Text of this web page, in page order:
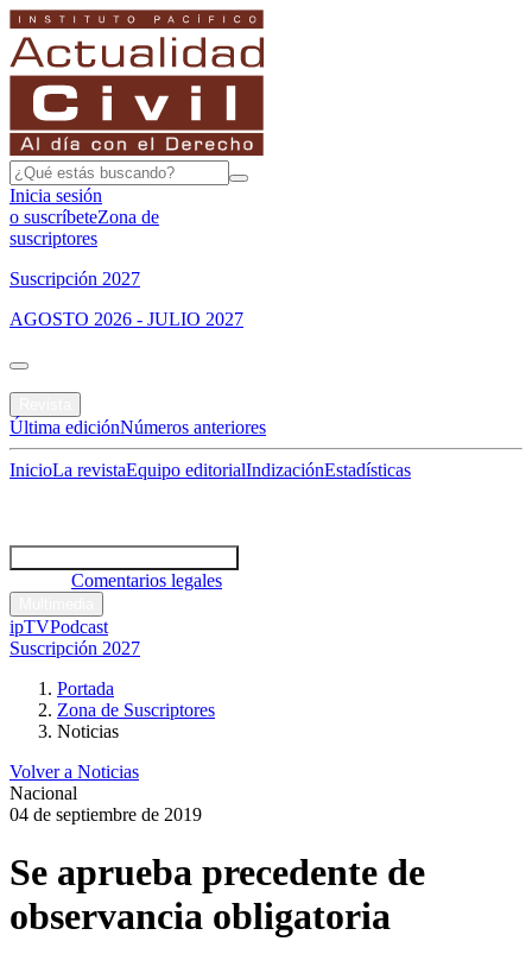
Inicia sesión
o suscríbeteZona de
suscriptores
Suscripción 2027
AGOSTO 2026 - JULIO 2027
Última ediciónNúmeros anteriores
InicioLa revistaEquipo editorialIndizaciónEstadísticas
Comentarios legales
ipTVPodcast
Suscripción 2027
Portada
Zona de Suscriptores
Noticias
Volver a Noticias
Nacional
04 de septiembre de 2019
Se aprueba precedente de
observancia obligatoria